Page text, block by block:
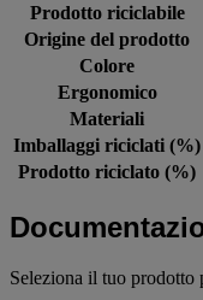
Prodotto riciclabile
Origine del prodotto
Colore
Ergonomico
Materiali
Imballaggi riciclati (%)
Prodotto riciclato (%)
Seleziona il tuo